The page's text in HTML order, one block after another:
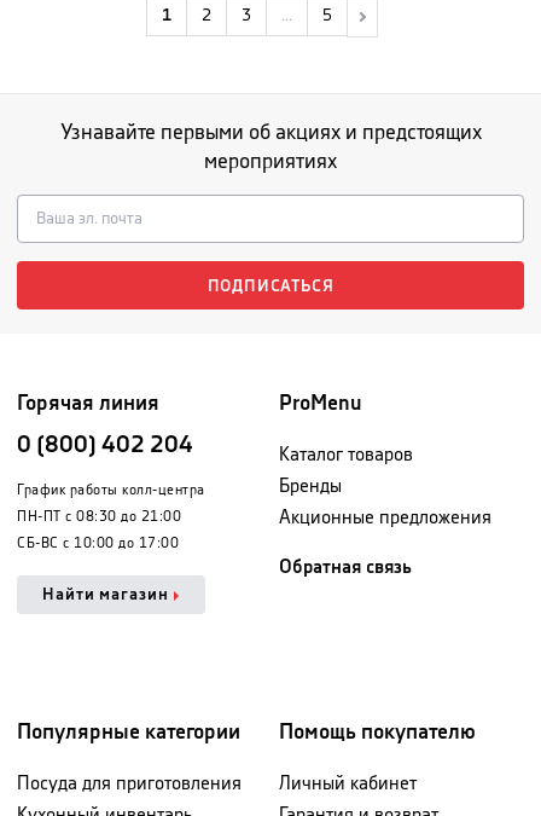
1 2 3 ... 5
Узнавайте первыми об акциях и предстоящих
мероприятиях
ПОДПИСАТЬСЯ
Горячая линия
0 (800) 402 204
График работы колл-центра
ПН-ПТ с 08:30 до 21:00
СБ-ВС с 10:00 до 17:00
Найти магазин
ProMenu
Каталог товаров
Бренды
Акционные предложения
Обратная связь
Популярные категории
Посуда для приготовления
Помощь покупателю
Личный кабинет